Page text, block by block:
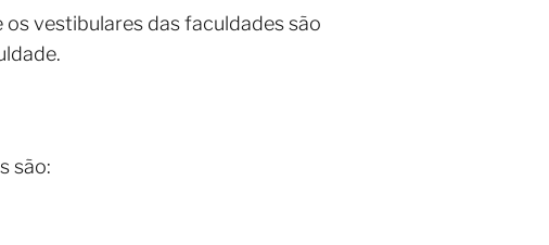
vestibulares das faculdades são
são: